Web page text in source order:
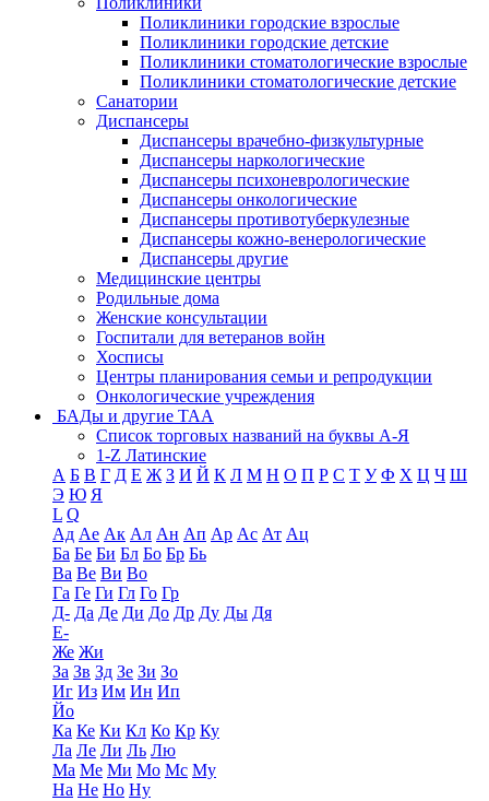
Поликлиники городские взрослые
Поликлиники городские детские
Поликлиники стоматологические взрослые
Поликлиники стоматологические детские
Санатории
Диспансеры
Диспансеры врачебно-физкультурные
Диспансеры наркологические
Диспансеры психоневрологические
Диспансеры онкологические
Диспансеры противотуберкулезные
Диспансеры кожно-венерологические
Диспансеры другие
Медицинские центры
Родильные дома
Женские консультации
Госпитали для ветеранов войн
Хосписы
Центры планирования семьи и репродукции
Онкологические учреждения
БАДы и другие ТАА
Список торговых названий на буквы А-Я
1-Z Латинские
А Б В Г Д Е Ж З И Й К Л М Н О П Р С Т У Ф Х Ц Ч Ш
Э Ю Я
L Q
Ад Ае Ак Ал Ан Ап Ар Ас Ат Ац
Ба Бе Би Бл Бо Бр Бь
Ва Ве Ви Во
Га Ге Ги Гл Го Гр
Д- Да Де Ди До Др Ду Ды Дя
Е-
Же Жи
За Зв Зд Зе Зи Зо
Иг Из Им Ин Ип
Йо
Ка Ке Ки Кл Ко Кр Ку
Ла Ле Ли Ль Лю
Ма Ме Ми Мо Мс Му
На Не Но Ну